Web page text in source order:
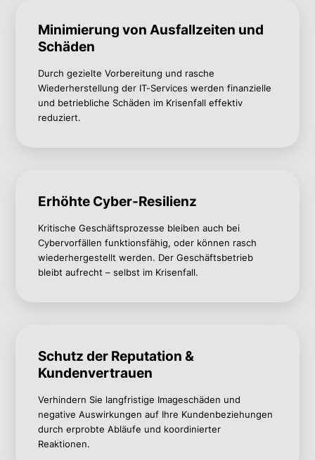
Minimierung von Ausfallzeiten und
Schäden
Durch gezielte Vorbereitung und rasche
Wiederherstellung der IT-Services werden finanzielle
und betriebliche Schäden im Krisenfall effektiv
reduziert.
Erhöhte Cyber-Resilienz
Kritische Geschäftsprozesse bleiben auch bei
Cybervorfällen funktionsfähig, oder können rasch
wiederhergestellt werden. Der Geschäftsbetrieb
bleibt aufrecht – selbst im Krisenfall.
Schutz der Reputation &
Kundenvertrauen
Verhindern Sie langfristige Imageschäden und
negative Auswirkungen auf Ihre Kundenbeziehungen
durch erprobte Abläufe und koordinierter
Reaktionen.